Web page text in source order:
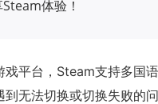
体验！
戏平台，Steam支持多国
到无法切换或切换失败的